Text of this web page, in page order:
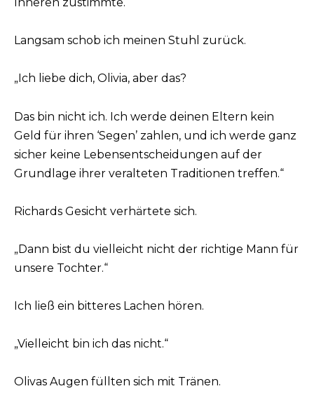
Langsam schob ich meinen Stuhl zurück.
„Ich liebe dich, Olivia, aber das?
Das bin nicht ich. Ich werde deinen Eltern kein
Geld für ihren ‘Segen’ zahlen, und ich werde ganz
sicher keine Lebensentscheidungen auf der
Grundlage ihrer veralteten Traditionen treffen.“
Richards Gesicht verhärtete sich.
„Dann bist du vielleicht nicht der richtige Mann für
unsere Tochter.“
Ich ließ ein bitteres Lachen hören.
„Vielleicht bin ich das nicht.“
Olivas Augen füllten sich mit Tränen.